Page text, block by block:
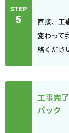
STEP
5
直接、工
変わって
絡くださ
工事完
バック